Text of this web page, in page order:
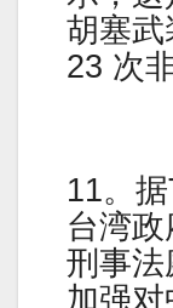
胡塞武
23 次
11。
台湾
刑事法
加强